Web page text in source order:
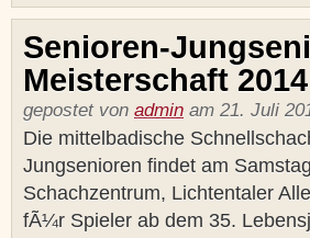
Senioren-
Meisterschaft 2014
gepostet von admin am 21. Juli
Die mittelbadische
Jungsenioren findet am
Schachzentrum, Lichtentaler
fÃ¼r Spieler ab dem 35.